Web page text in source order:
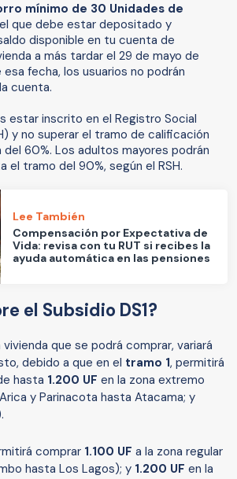
mínimo de 30 Unidades de
el que debe estar depositado y
disponible en tu cuenta de
a más tardar el 29 de mayo de
fecha, los usuarios no podrán
cuenta.
estar inscrito en el Registro Social
y no superar el tramo de calificación
60%. Los adultos mayores podrán
el tramo del 90%, según el RSH.
Lee También
Compensación por Expectativa de
Vida: revisa con tu RUT si recibes la
ayuda automática en las pensiones
el Subsidio DS1?
que se podrá comprar, variará
debido a que en el tramo 1, permitirá
hasta 1.200 UF en la zona extremo
y Parinacota hasta Atacama; y
comprar 1.100 UF a la zona regular
hasta Los Lagos); y 1.200 UF en la